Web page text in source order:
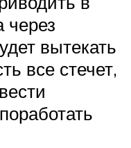
через
вытекать
все стечет,